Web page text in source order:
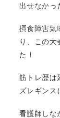
出せなかっ
摂食障害気
り、この
た！
筋トレ歴は
ズレギンス
看護師しな